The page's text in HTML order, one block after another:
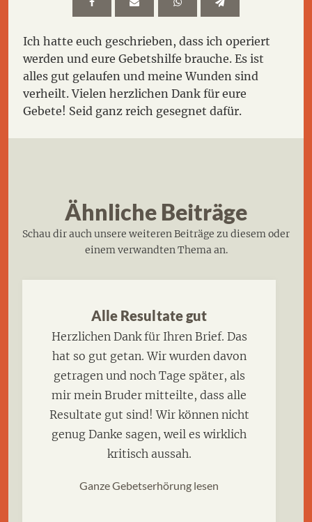
Ich hatte euch geschrieben, dass ich operiert
werden und eure Gebetshilfe brauche. Es ist
alles gut gelaufen und meine Wunden sind
verheilt. Vielen herzlichen Dank für eure
Gebete! Seid ganz reich gesegnet dafür.
Ähnliche Beiträge
Schau dir auch unsere weiteren Beiträge zu diesem oder
einem verwandten Thema an.
Alle Resultate gut
Herzlichen Dank für Ihren Brief. Das
hat so gut getan. Wir wurden davon
getragen und noch Tage später, als
mir mein Bruder mitteilte, dass alle
Resultate gut sind! Wir können nicht
genug Danke sagen, weil es wirklich
kritisch aussah.
Ganze Gebetserhörung lesen